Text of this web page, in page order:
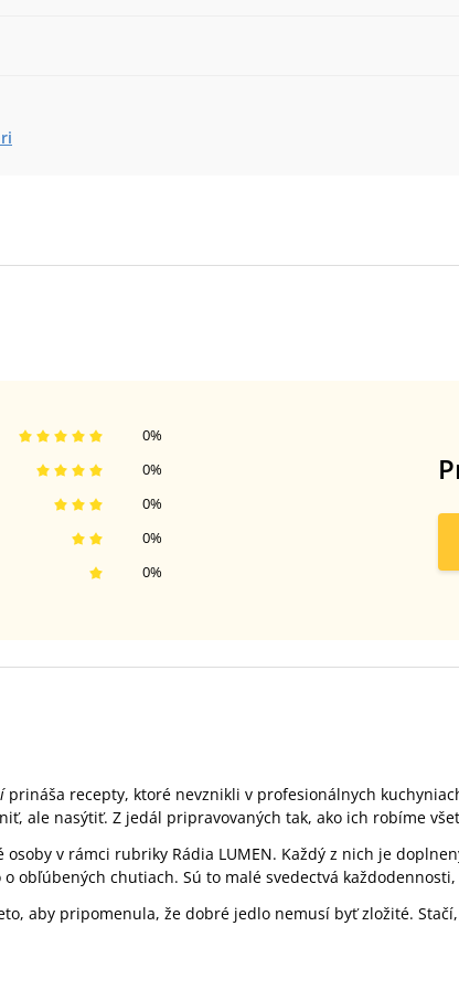
0%
0%
0%
0%
0%
prináša recepty, ktoré nevznikli v profesionálnych
ale nasýtiť. Z jedál pripravovaných tak, ako ich robíme
v rámci rubriky Rádia LUMEN. Každý z nich je
obľúbených chutiach. Sú to malé svedectvá
aby pripomenula, že dobré jedlo nemusí byť zložité.